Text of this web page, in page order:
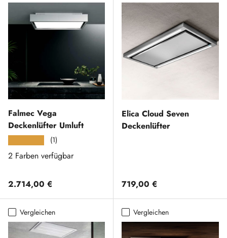
Falmec Vega
Deckenlüfter Umluft
(1)
2 Farben verfügbar
Normaler Preis
2.714,00 €
Elica Cloud Seven
Deckenlüfter
Normaler Preis
719,00 €
Vergleichen Vergleichen